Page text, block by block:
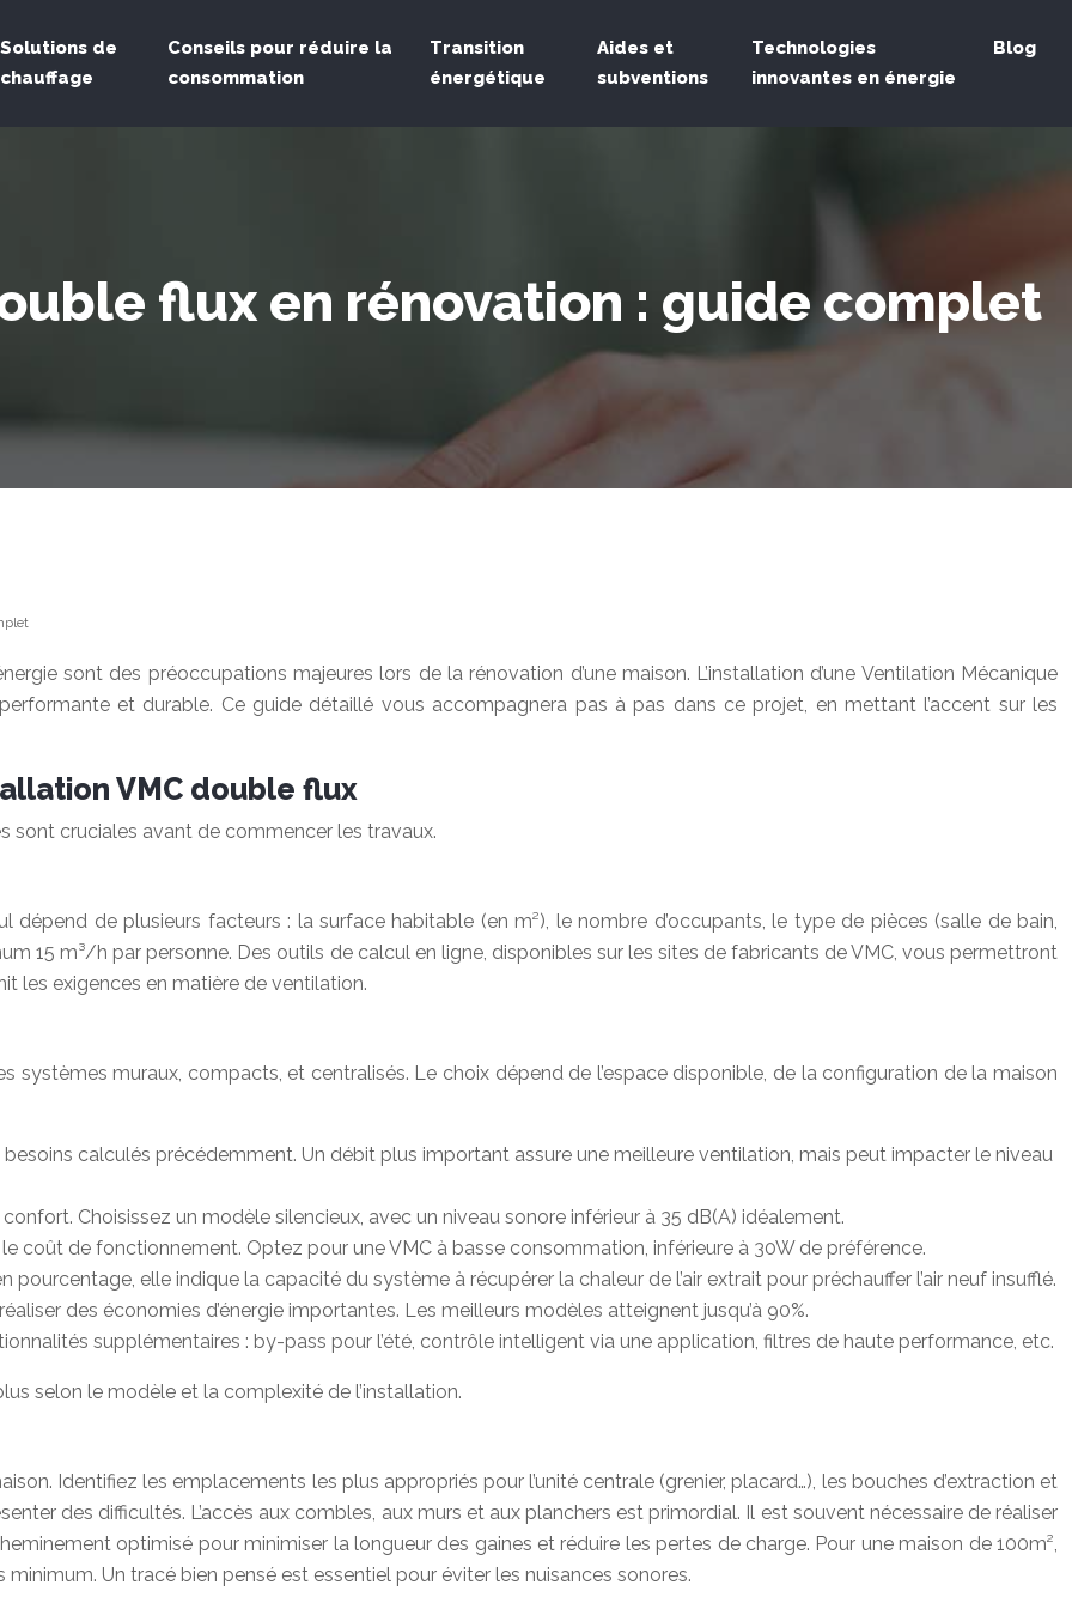
Solutions de
chauffage
Conseils pour réduire la
consommation
Transition
énergétique
Aides et
subventions
Technologies
innovantes en énergie
Blog
flux en rénovation : guide complet
sont des préoccupations majeures lors de la rénovation d’une maison. L’installation d’une Ventilation Mécanique
et durable. Ce guide détaillé vous accompagnera pas à pas dans ce projet, en mettant l’accent sur les
VMC double flux
sont cruciales avant de commencer les travaux.
dépend de plusieurs facteurs : la surface habitable (en m²), le nombre d’occupants, le type de pièces (salle de bain,
15 m³/h par personne. Des outils de calcul en ligne, disponibles sur les sites de fabricants de VMC, vous permettront
les exigences en matière de ventilation.
systèmes muraux, compacts, et centralisés. Le choix dépend de l’espace disponible, de la configuration de la maison
calculés précédemment. Un débit plus important assure une meilleure ventilation, mais peut impacter le niveau
Choisissez un modèle silencieux, avec un niveau sonore inférieur à 35 dB(A) idéalement.
coût de fonctionnement. Optez pour une VMC à basse consommation, inférieure à 30W de préférence.
pourcentage, elle indique la capacité du système à récupérer la chaleur de l’air extrait pour préchauffer l’air neuf insufflé.
des économies d’énergie importantes. Les meilleurs modèles atteignent jusqu’à 90%.
supplémentaires : by-pass pour l’été, contrôle intelligent via une application, filtres de haute performance, etc.
selon le modèle et la complexité de l’installation.
Identifiez les emplacements les plus appropriés pour l’unité centrale (grenier, placard…), les bouches d’extraction et
des difficultés. L’accès aux combles, aux murs et aux planchers est primordial. Il est souvent nécessaire de réaliser
optimisé pour minimiser la longueur des gaines et réduire les pertes de charge. Pour une maison de 100m²,
Un tracé bien pensé est essentiel pour éviter les nuisances sonores.